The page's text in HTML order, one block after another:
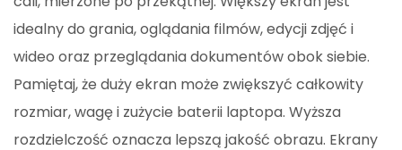
idealny do grania, oglądania filmów, edycji zdjęć i
wideo oraz przeglądania dokumentów obok siebie.
Pamiętaj, że duży ekran może zwiększyć całkowity
rozmiar, wagę i zużycie baterii laptopa. Wyższa
rozdzielczość oznacza lepszą jakość obrazu. Ekrany